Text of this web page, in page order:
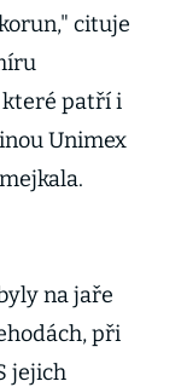
cituje
které patří i
Unimex
na jaře
při
jejich